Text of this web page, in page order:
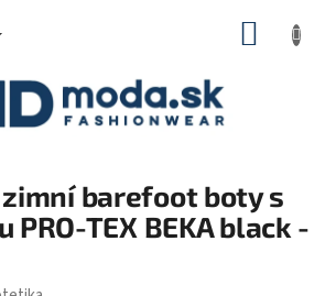
barefoot boty s
PRO-TEX BEKA black -